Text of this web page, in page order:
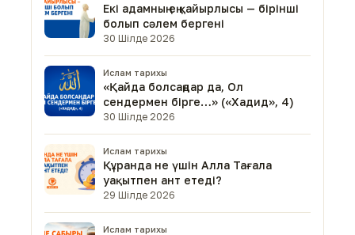
Екі адамның ең қайырлысы — бірінші
болып сәлем бергені
30 Шілде 2026
Ислам тарихы
«Қайда болсаңдар да, Ол
сендермен бірге…» («Хадид», 4)
30 Шілде 2026
Ислам тарихы
Құранда не үшін Алла Тағала
уақытпен ант етеді?
29 Шілде 2026
Ислам тарихы